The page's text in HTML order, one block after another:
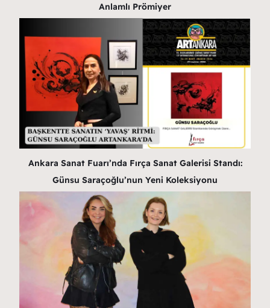
Anlamlı Prömiyer
Ankara Sanat Fuarı’nda Fırça Sanat Galerisi Standı:
Günsu Saraçoğlu’nun Yeni Koleksiyonu